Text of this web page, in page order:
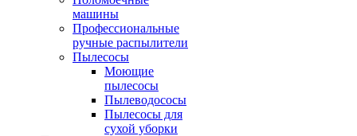
машины
Профессиональные
ручные распылители
Пылесосы
Моющие
пылесосы
Пылеводососы
Пылесосы для
сухой уборки